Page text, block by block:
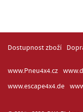
Dostupnost zboží
www.Pneu4x4.cz
www.escape4x4.de